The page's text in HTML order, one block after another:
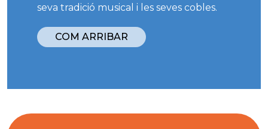
seva tradició musical i les seves cobles.
COM ARRIBAR